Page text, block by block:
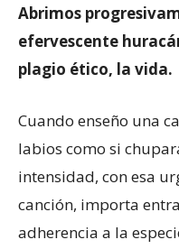
Abrimos
efervescente
plagio ético, la vida.
Cuando enseño una
labios como si
intensidad, con esa
canción, importa
adherencia a la